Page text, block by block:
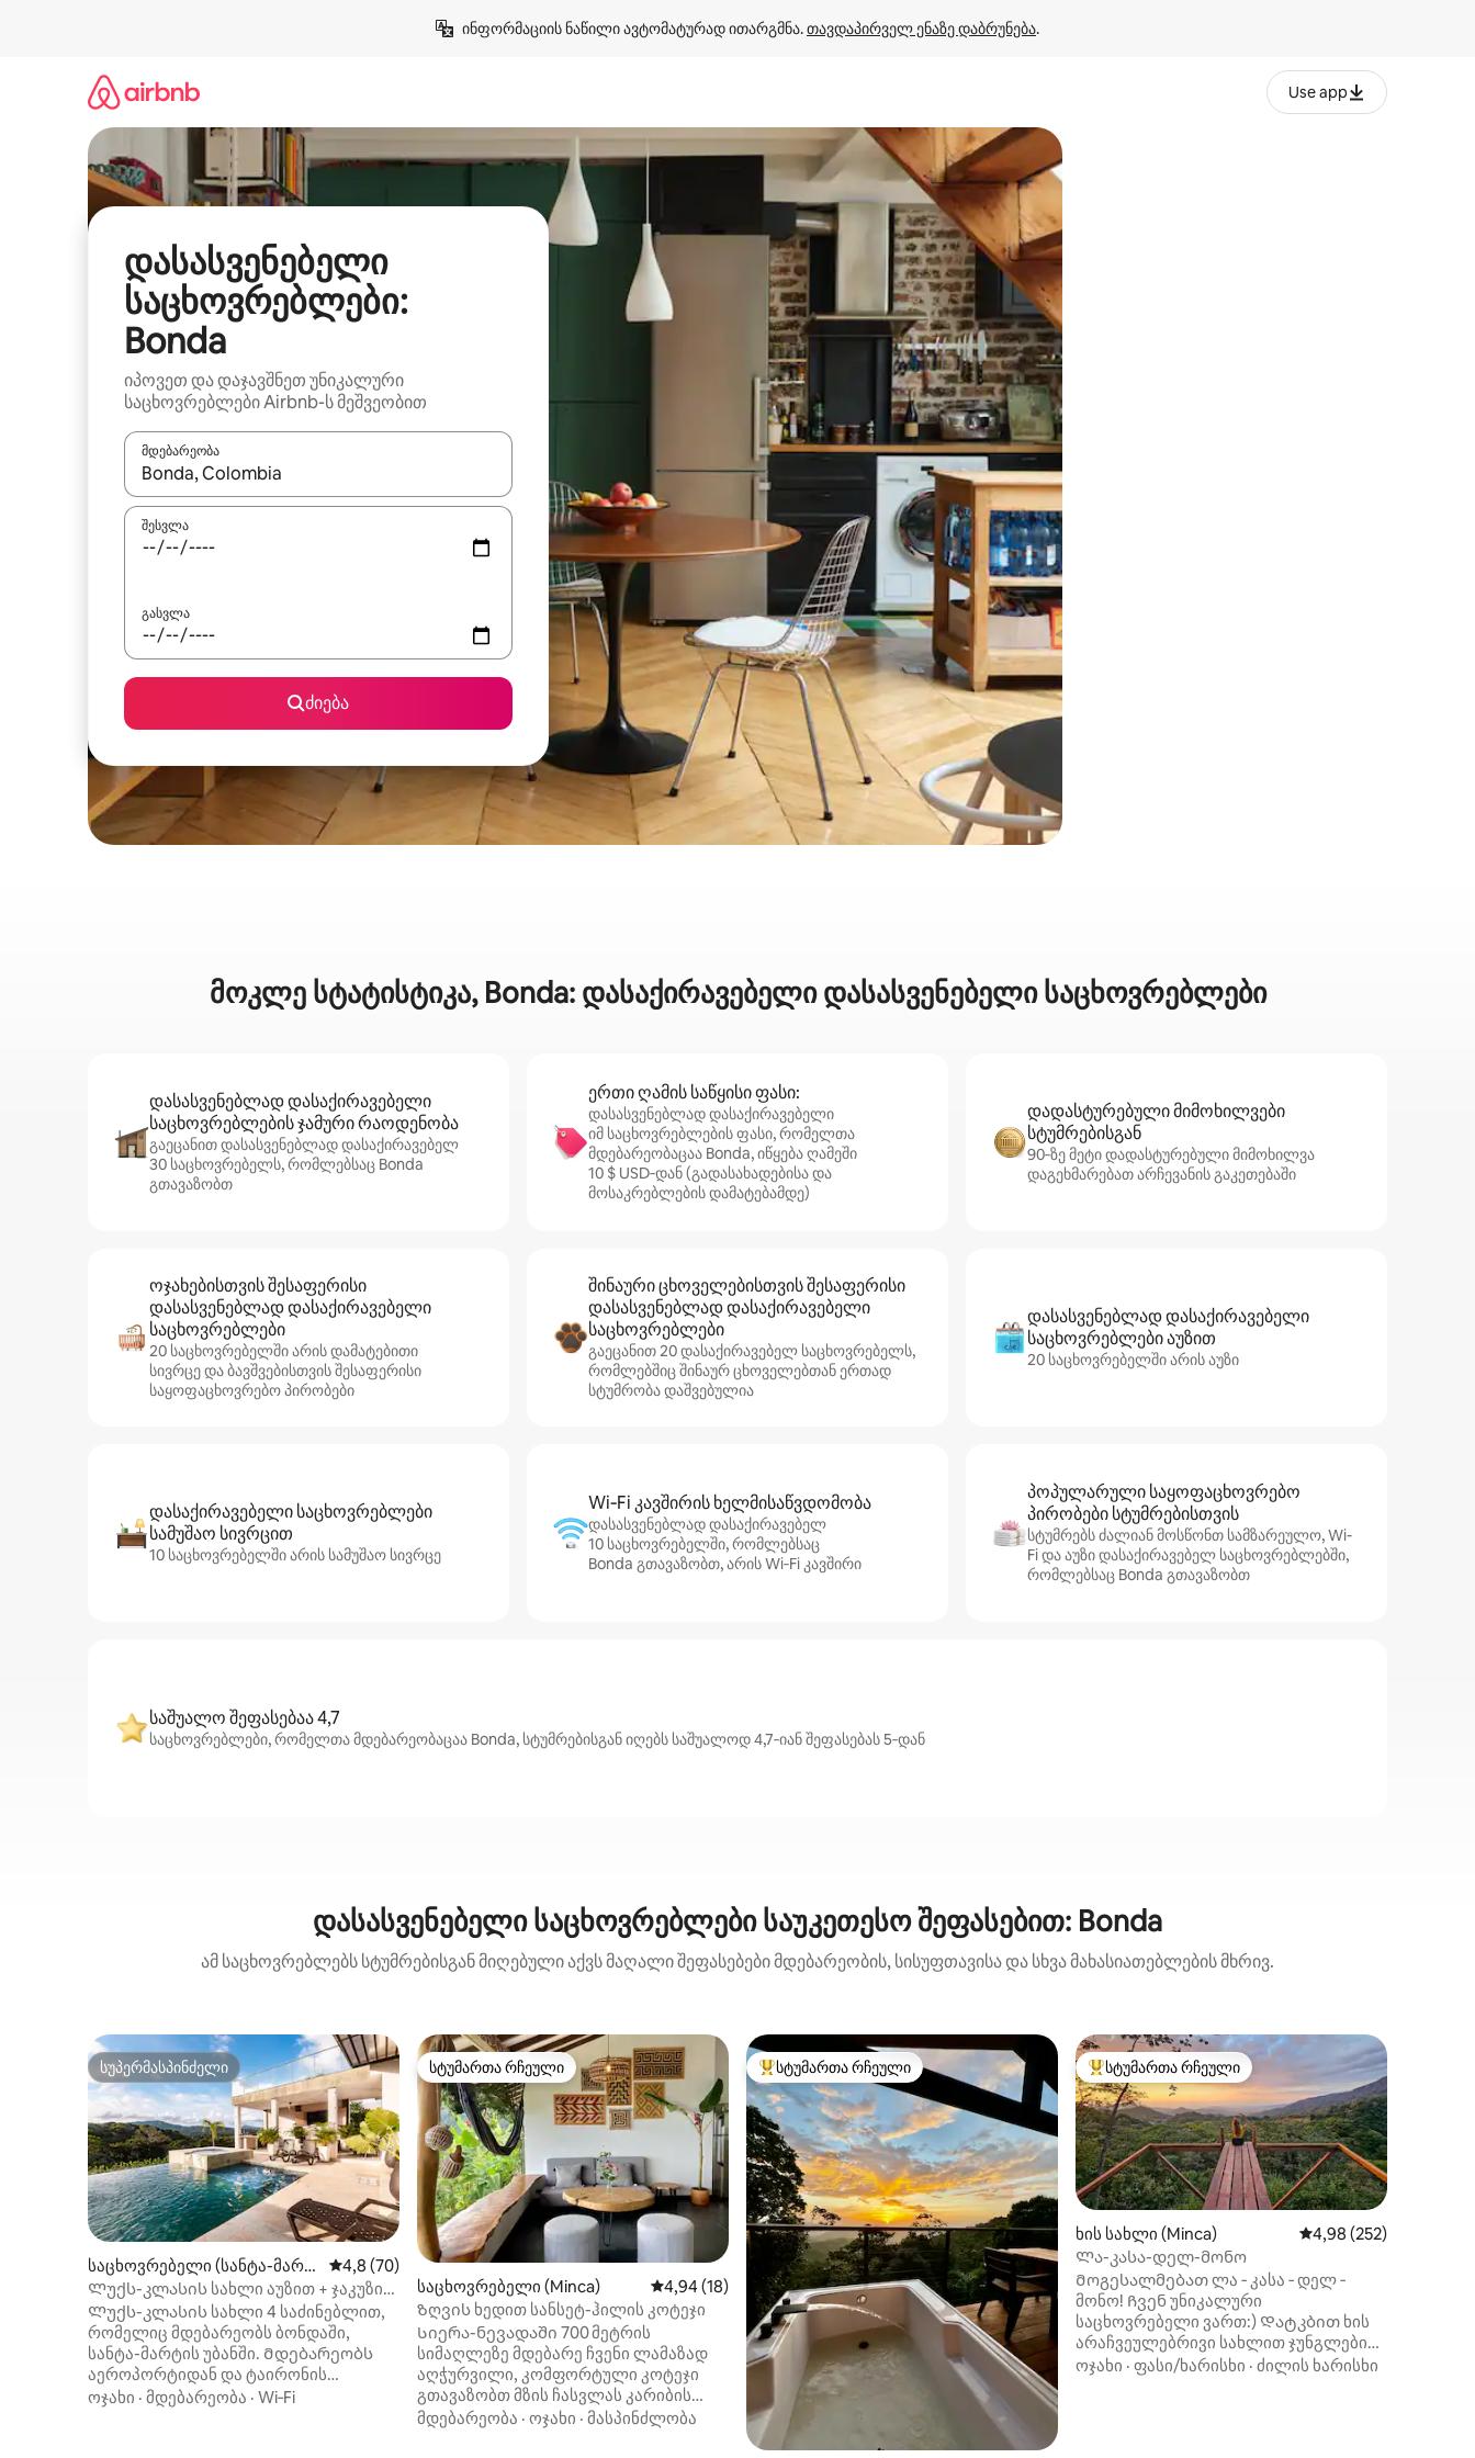
ინფორმაციის ნაწილი ავტომატურად ითარგმნა. თავდაპირველ ენაზე დაბრუნება.
Use app
დასასვენებელი
საცხოვრებლები:
Bonda
იპოვეთ და დაჯავშნეთ უნიკალური
საცხოვრებლები Airbnb-ს მეშვეობით
მდებარეობა
როცა შედეგები ხელმისაწვდომი გახდება, ნავიგაციისთვის გამოიყენეთ კლავიშები ზემოთ/ქვემოთ მიმართული ისრებით ან შეხებისა თუ თითის გასმის ჟესტები.
შესვლა
გასვლა
ძიება
მოკლე სტატისტიკა, Bonda: დასაქირავებელი დასასვენებელი საცხოვრებლები
დასასვენებლად დასაქირავებელი
საცხოვრებლების ჯამური რაოდენობა
გაეცანით დასასვენებლად დასაქირავებელ
30 საცხოვრებელს, რომლებსაც Bonda
გთავაზობთ
ერთი ღამის საწყისი ფასი:
დასასვენებლად დასაქირავებელი
იმ საცხოვრებლების ფასი, რომელთა
მდებარეობაცაა Bonda, იწყება ღამეში
10 $ USD‑დან (გადასახადებისა და
მოსაკრებლების დამატებამდე)
დადასტურებული მიმოხილვები
სტუმრებისგან
90‑ზე მეტი დადასტურებული მიმოხილვა
დაგეხმარებათ არჩევანის გაკეთებაში
ოჯახებისთვის შესაფერისი
დასასვენებლად დასაქირავებელი
საცხოვრებლები
20 საცხოვრებელში არის დამატებითი
სივრცე და ბავშვებისთვის შესაფერისი
საყოფაცხოვრებო პირობები
შინაური ცხოველებისთვის შესაფერისი
დასასვენებლად დასაქირავებელი
საცხოვრებლები
გაეცანით 20 დასაქირავებელ საცხოვრებელს,
რომლებშიც შინაურ ცხოველებთან ერთად
სტუმრობა დაშვებულია
დასასვენებლად დასაქირავებელი
საცხოვრებლები აუზით
20 საცხოვრებელში არის აუზი
დასაქირავებელი საცხოვრებლები
სამუშაო სივრცით
10 საცხოვრებელში არის სამუშაო სივრცე
Wi‑Fi კავშირის ხელმისაწვდომობა
დასასვენებლად დასაქირავებელ
10 საცხოვრებელში, რომლებსაც
Bonda გთავაზობთ, არის Wi‑Fi კავშირი
პოპულარული საყოფაცხოვრებო
პირობები სტუმრებისთვის
სტუმრებს ძალიან მოსწონთ სამზარეულო, Wi-
Fi და აუზი დასაქირავებელ საცხოვრებლებში,
რომლებსაც Bonda გთავაზობთ
საშუალო შეფასებაა 4,7
საცხოვრებლები, რომელთა მდებარეობაცაა Bonda, სტუმრებისგან იღებს საშუალოდ 4,7‑იან შეფასებას 5‑დან
დასასვენებელი საცხოვრებლები საუკეთესო შეფასებით: Bonda
ამ საცხოვრებლებს სტუმრებისგან მიღებული აქვს მაღალი შეფასებები მდებარეობის, სისუფთავისა და სხვა მახასიათებლების მხრივ.
სუპერმასპინძელი
სუპერმასპინძელი
საცხოვრებელი (სანტა-მარტ
ა)
საშუალო შეფასებაა 5‑დან 4,8, 70 მიმოხილვა
4,8 (70)
Ლუქს-კლასის სახლი აუზით + ჯაკუზი
ტაირონას პარკთან
Ლუქს-კლასის სახლი 4 საძინებლით,
რომელიც მდებარეობს ბონდაში,
სანტა-მარტის უბანში. Მდებარეობს
აეროპორტიდან და ტაირონის
პარკიდან სულ რაღაც 30 წუთის
ოჯახი · მდებარეობა · Wi‑Fi
სტუმართა რჩეული
სტუმართა რჩეული
საცხოვრებელი (Minca) საშუალო შეფასებაა 5‑დან 4,94, 18 მიმოხილვა
4,94 (18)
Ზღვის ხედით სანსეტ-ჰილის კოტეჯი
Სიერა-ნევადაში 700 მეტრის
სიმაღლეზე მდებარე ჩვენი ლამაზად
აღჭურვილი, კომფორტული კოტეჯი
გთავაზობთ მზის ჩასვლას კარიბის
ზღვის აყვავებულ ჯუნგლებსა და
მდებარეობა · ოჯახი · მასპინძლობა
სტუმართა რჩეული მოწინავე ვარიანტი
სტუმართა რჩეული სტუმართა რჩეული მოწინავე ვარიანტი
სტუმართა რჩეული
ხის სახლი (Minca) საშუალო შეფასებაა
4,98 (252)
Ლა-კასა-დელ-მონო
Მოგესალმებათ ლა ‑ კასა ‑ დელ ‑
მონო! Ჩვენ უნიკალური
საცხოვრებელი ვართ:) Დატკბით ხის
არაჩვეულებრივი სახლით ჯუნგლების
შუაგულში და ისარგებლეთ ჩვენი
ოჯახი · ფასი/ხარისხი · ძილის ხარისხი